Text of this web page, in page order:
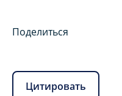
Поделиться
Цитировать